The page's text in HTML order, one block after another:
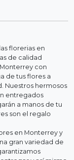
florerias en
de calidad
con
de tus flores a
Nuestros hermosos
entregados
a manos de tu
son el regalo
en Monterrey y
gran variedad de